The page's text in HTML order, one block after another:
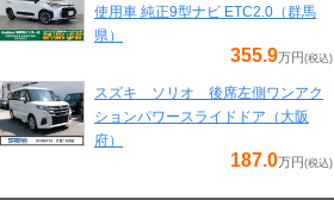
使用車 純正9型ナビ ETC2.0（群馬
県）
355.9万円 (税込)
スズキ ソリオ 後席左側ワンアク
ションパワースライドドア（大阪
府）
187.0万円 (税込)